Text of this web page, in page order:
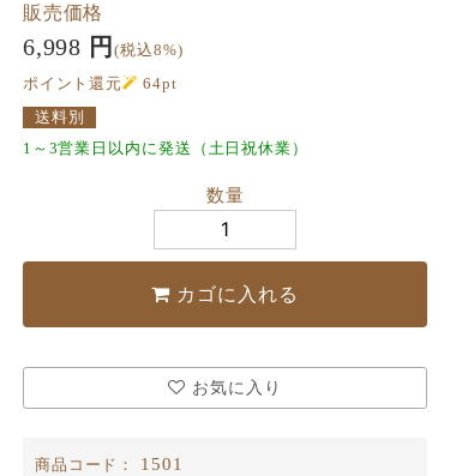
販売価格
6,998 円(税込8%)
ポイント還元
64pt
送料別
1～3営業日以内に発送（土日祝休業）
数量
カゴに入れる
お気に入り
商品コード：
1501